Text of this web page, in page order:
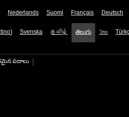
Nederlands Suomi Français Deutsch
Svenska தமிழ் తెలుగు ไทย
పదాలు